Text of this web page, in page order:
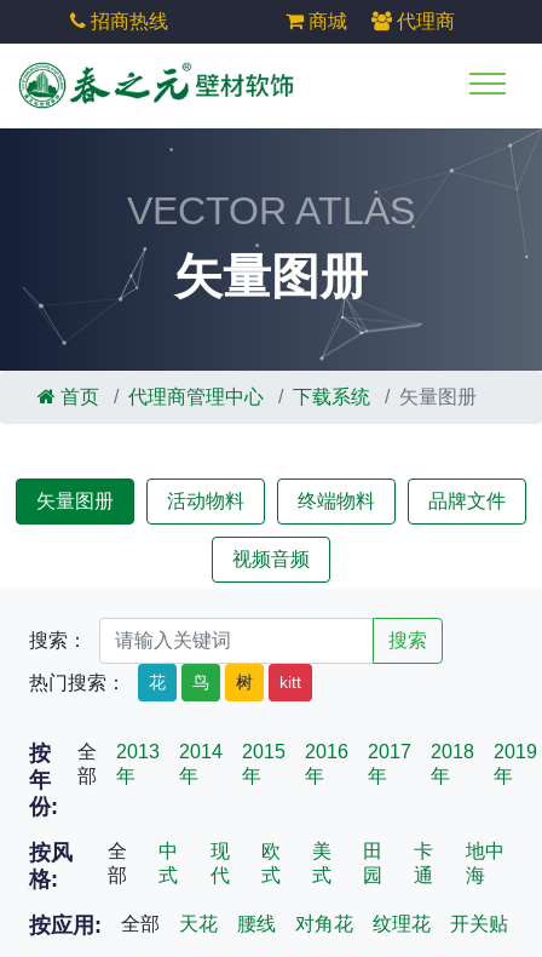
招商热线 商城 代理商
VECTOR ATLAS
矢量图册
首页 代理商管理中心 下载系统 矢量图册
矢量图册 活动物料 终端物料 品牌文件
视频音频
搜索： 搜索
热门搜索： 花 鸟 树 kitt
按
年
份:
全
部
2013
年
2014
年
2015
年
2016
年
2017
年
2018
年
2019
年
按风
格:
全
部
中
式
现
代
欧
式
美
式
田
园
卡
通
地中
海
按应用: 全部 天花 腰线 对角花 纹理花 开关贴